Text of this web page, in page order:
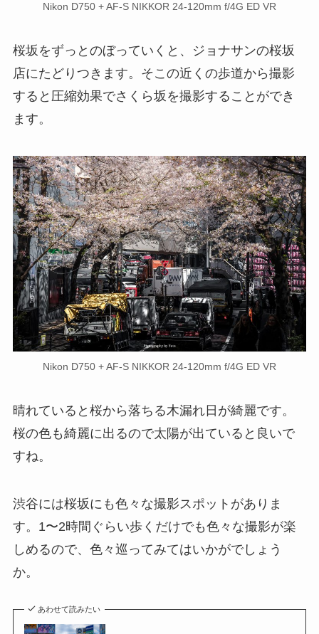
Nikon D750 + AF-S NIKKOR 24-120mm f/4G ED VR
桜坂をずっとのぼっていくと、ジョナサンの桜坂
店にたどりつきます。そこの近くの歩道から撮影
すると圧縮効果でさくら坂を撮影することができ
ます。
Nikon D750 + AF-S NIKKOR 24-120mm f/4G ED VR
晴れていると桜から落ちる木漏れ日が綺麗です。
桜の色も綺麗に出るので太陽が出ていると良いで
すね。
渋谷には桜坂にも色々な撮影スポットがありま
す。1〜2時間ぐらい歩くだけでも色々な撮影が楽
しめるので、色々巡ってみてはいかがでしょう
か。
あわせて読みたい